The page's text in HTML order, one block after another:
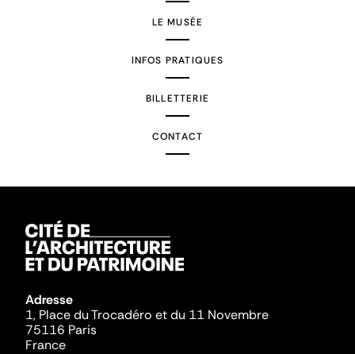
LE MUSÉE
INFOS PRATIQUES
BILLETTERIE
CONTACT
Adresse
1, Place du Trocadéro et du 11 Novembre
75116 Paris
France